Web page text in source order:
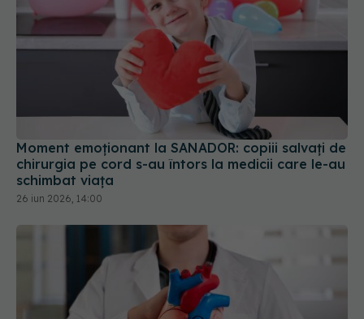
Moment emoționant la SANADOR: copiii salvați de
chirurgia pe cord s-au întors la medicii care le-au
schimbat viața